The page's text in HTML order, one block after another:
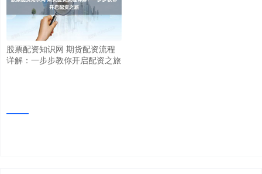
股票配资知识网 期货配资流程
详解：一步步教你开启配资之旅